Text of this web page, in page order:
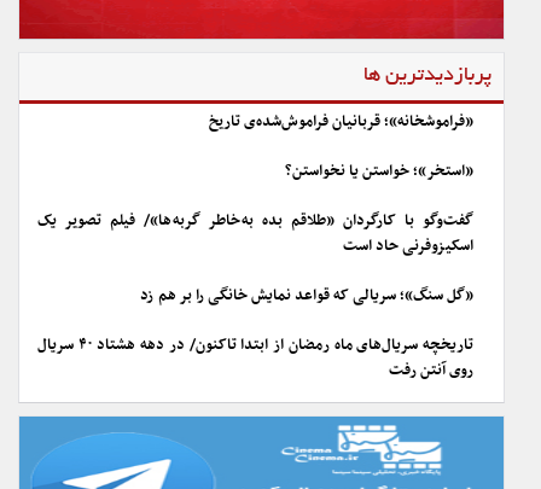
پربازدیدترین ها
«فراموشخانه»؛ قربانیان فراموش‌شده‌ی تاریخ
«استخر»؛ خواستن یا نخواستن؟
گفت‌وگو با کارگردان «طلاقم بده به خاطر گربه ها»/ فیلم تصویر یک
اسکیزوفرنی حاد است
«گل سنگ»؛ سریالی که قواعد نمایش خانگی را بر هم زد
تاریخچه سریال‌های ماه رمضان از ابتدا تاکنون/ در دهه هشتاد ۴۰ سریال
روی آنتن رفت